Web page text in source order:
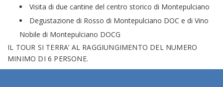
Visita di due cantine del centro storico di Montepulciano
Degustazione di Rosso di Montepulciano DOC e di Vino
Nobile di Montepulciano DOCG
IL TOUR SI TERRA’ AL RAGGIUNGIMENTO DEL NUMERO
MINIMO DI 6 PERSONE.